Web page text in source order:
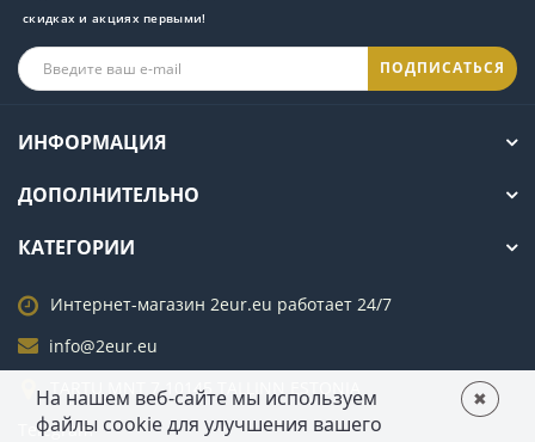
скидках и акциях первыми!
ПОДПИСАТЬСЯ
ИНФОРМАЦИЯ
ДОПОЛНИТЕЛЬНО
КАТЕГОРИИ
Интернет-магазин 2eur.eu работает 24/7
info@2eur.eu
TARTU MNT 7 10145 TALLINN ESTONIA
Telegram
На нашем веб-сайте мы используем
файлы cookie для улучшения вашего
✖